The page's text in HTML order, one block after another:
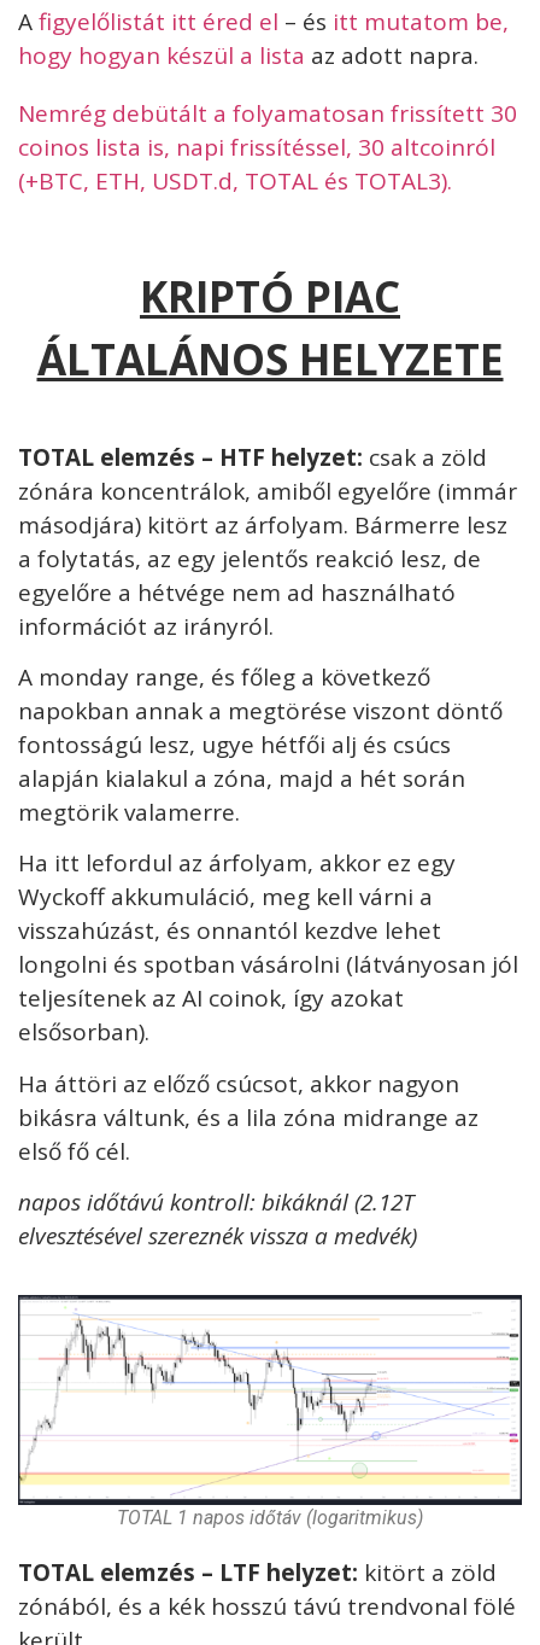
Afigyelőlistát itt éred el – és itt mutatom be,
hogy hogyan készül a lista az adott napra.
Nemrég debütált a folyamatosan frissített 30
coinos lista is, napi frissítéssel, 30 altcoinról
(+BTC, ETH, USDT.d, TOTAL és TOTAL3).
KRIPTÓ PIAC
ÁLTALÁNOS HELYZETE
TOTAL elemzés – HTF helyzet: csak a zöld
zónára koncentrálok, amiből egyelőre (immár
másodjára) kitört az árfolyam. Bármerre lesz
a folytatás, az egy jelentős reakció lesz, de
egyelőre a hétvége nem ad használható
információt az irányról.
A monday range, és főleg a következő
napokban annak a megtörése viszont döntő
fontosságú lesz, ugye hétfői alj és csúcs
alapján kialakul a zóna, majd a hét során
megtörik valamerre.
Ha itt lefordul az árfolyam, akkor ez egy
Wyckoff akkumuláció, meg kell várni a
visszahúzást, és onnantól kezdve lehet
longolni és spotban vásárolni (látványosan jól
teljesítenek az AI coinok, így azokat
elsősorban).
Ha áttöri az előző csúcsot, akkor nagyon
bikásra váltunk, és a lila zóna midrange az
első fő cél.
napos időtávú kontroll: bikáknál (2.12T
elvesztésével szereznék vissza a medvék)
TOTAL 1 napos időtáv (logaritmikus)
TOTAL elemzés – LTF helyzet: kitört a zöld
zónából, és a kék hosszú távú trendvonal fölé